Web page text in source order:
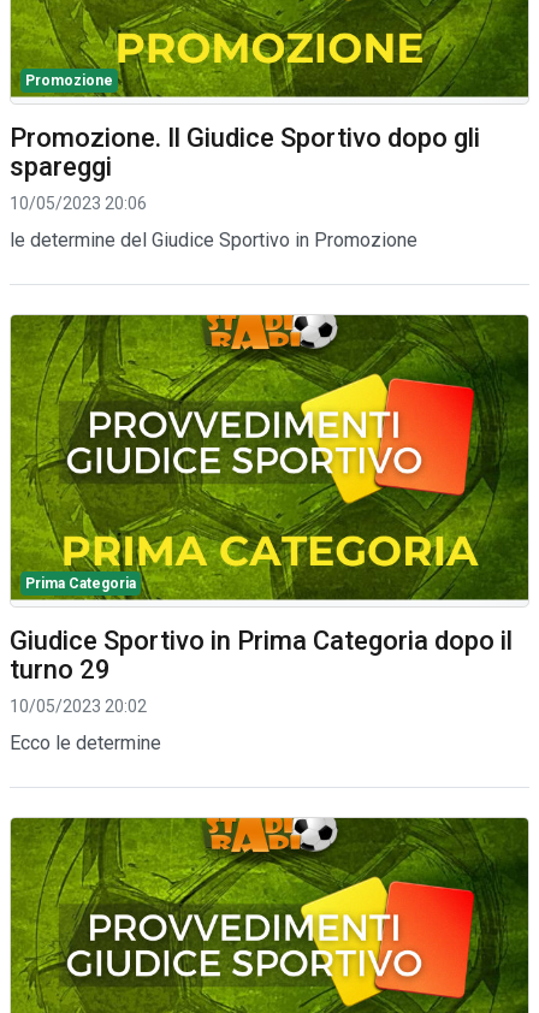
Promozione
Promozione. Il Giudice Sportivo dopo gli
spareggi
10/05/2023 20:06
le determine del Giudice Sportivo in Promozione
Prima Categoria
Giudice Sportivo in Prima Categoria dopo il
turno 29
10/05/2023 20:02
Ecco le determine